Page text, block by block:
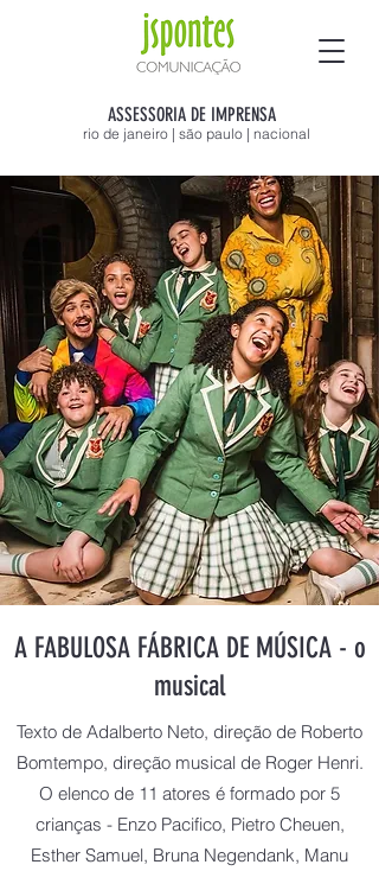
ASSESSORIA DE IMPRENSA
rio de janeiro | são paulo | nacional
A FABULOSA FÁBRICA DE MÚSICA - o
musical
Texto de Adalberto Neto, direção de Roberto
Bomtempo, direção musical de Roger Henri.
O elenco de 11 atores é formado por 5
crianças - Enzo Pacifico, Pietro Cheuen,
Esther Samuel, Bruna Negendank, Manu